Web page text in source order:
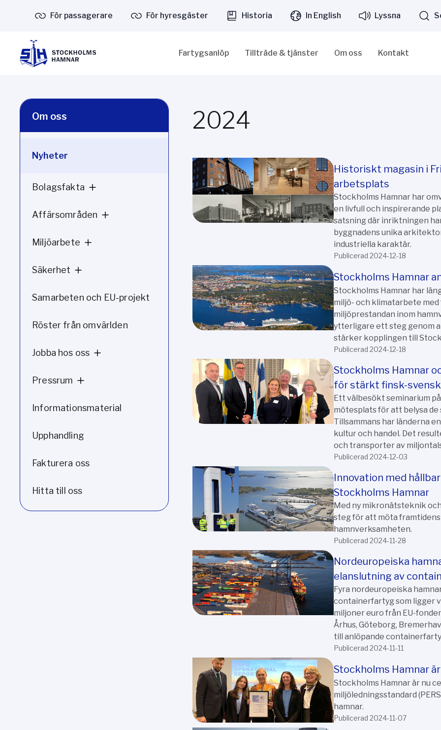
För passagerare För hyresgäster Historia In English Lyssna
Fartygsanlöp Tillträde & tjänster Om oss Kontakt
Om oss
Nyheter
Bolagsfakta
Affärsområden
Miljöarbete
Säkerhet
Samarbeten och EU-projekt
Röster från omvärlden
Jobba hos oss
Pressrum
Informationsmaterial
Upphandling
Fakturera oss
Hitta till oss
2024
Historiskt magasin i
arbetsplats
Stockholms Hamnar har
en livfull och inspirerande
satsning där inriktningen
byggnadens unika
industriella karaktär.
Publicerad 2024-12-18
Stockholms Hamnar
Stockholms Hamnar har
miljö- och klimatarbete
miljöprestandan inom
ytterligare ett steg genom
stärker kopplingen till
Publicerad 2024-12-18
Stockholms Hamnar
för stärkt finsk-
Ett välbesökt seminarium
mötesplats för att belysa de
Tillsammans har länderna
kultur och handel. Det
och transporter av
Publicerad 2024-12-03
Innovation med
Stockholms Hamnar
Med ny mikronätsteknik
steg för att möta
hamnverksamheten.
Publicerad 2024-11-28
Nordeuropeiska
elanslutning av
Fyra nordeuropeiska
containerfartyg som ligger
miljoner euro från EU-
Århus, Göteborg,
till anlöpande
Publicerad 2024-11-11
Stockholms Hamnar
Stockholms Hamnar är nu
miljöledningsstandard
hamnar.
Publicerad 2024-11-07